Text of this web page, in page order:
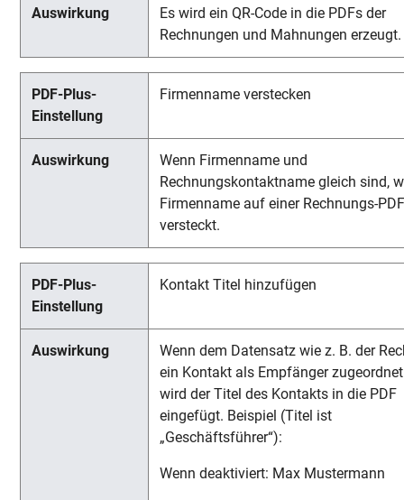
Es wird ein QR-Code in die PDFs der
Rechnungen und Mahnungen erzeugt.
Firmenname verstecken
Wenn Firmenname und
Rechnungskontaktname gleich sind,
Firmenname auf einer Rechnungs-PDF
versteckt.
Kontakt Titel hinzufügen
Wenn dem Datensatz wie z. B. der
ein Kontakt als Empfänger
wird der Titel des Kontakts in die PDF
eingefügt. Beispiel (Titel ist
„Geschäftsführer“):
Wenn deaktiviert: Max Mustermann